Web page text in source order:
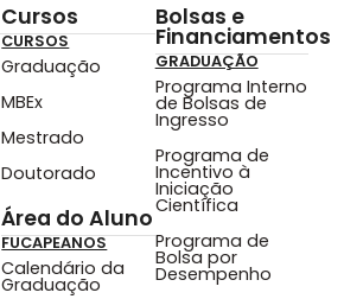
Cursos
CURSOS
Graduação
MBEx
Mestrado
Doutorado
Área do Aluno
FUCAPEANOS
Calendário da
Graduação
Bolsas e
Financiamentos
GRADUAÇÃO
Programa Interno
de Bolsas de
Ingresso
Programa de
Incentivo à
Iniciação
Científica
Programa de
Bolsa por
Desempenho